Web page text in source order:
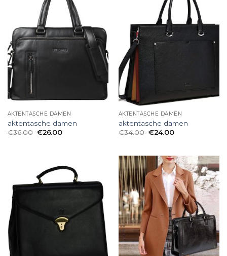
AKTENTASCHE DAMEN
aktentasche damen
€36.00 €26.00
AKTENTASCHE DAMEN
aktentasche damen
€34.00 €24.00